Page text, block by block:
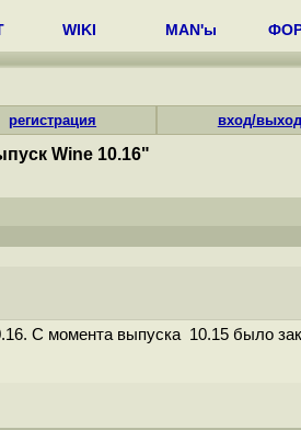
WIKI MAN'ы
регистрация вход/выход
Wine 10.16"
С момента выпуска 10.15 было